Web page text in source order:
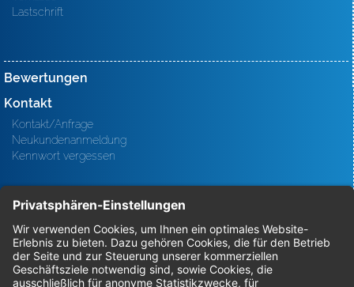
Lastschrift
Bewertungen
Kontakt
Kontakt/Anfrage
Neukundenanmeldung
Kennwort vergessen
Bestellungen
Sendung verfolgen